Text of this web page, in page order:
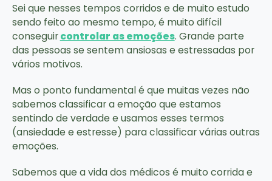
Sei que nesses tempos corridos e de muito estudo
sendo feito ao mesmo tempo, é muito difícil
conseguircontrolar as emoções. Grande parte
das pessoas se sentem ansiosas e estressadas por
vários motivos.
Mas o ponto fundamental é que muitas vezes não
sabemos classificar a emoção que estamos
sentindo de verdade e usamos esses termos
(ansiedade e estresse) para classificar várias outras
emoções.
Sabemos que a vida dos médicos é muito corrida e